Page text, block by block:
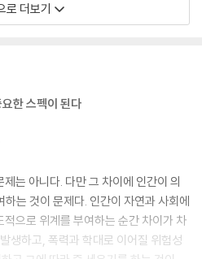
나치 선전 잡지 《집안의 햇살(Sonn
으로 유대인과 별 차이가 없기 때문에
양만으로 아리아인과 아시케나지 유대
한 세대에게 ‘문화적 이질성’이라는 것
른 나라로 이주하는 데 걸림돌이 되겠는
등의 기성세대에게는 문화적 이질성이
로 다가왔다. 좀 더 구체적으로 예를 들
아온 베이비붐 세대인 당신이 북유럽
로 더보기
한 스펙이 된다
아니다. 다만 그 차이에 인간이 의
는 것이 문제다. 인간이 자연과 사회에
으로 위계를 부여하는 순간 차이가 차
생하고, 폭력과 학대로 이어질 위험성